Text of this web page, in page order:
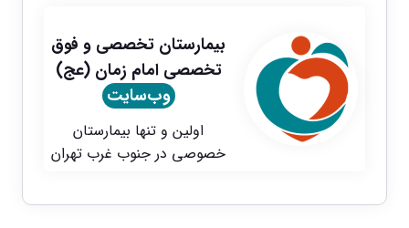
بیمارستان تخصصی و فوق
تخصصی امام زمان (عج)
وب‌سایت
اولین و تنها بیمارستان
خصوصی در جنوب غرب تهران